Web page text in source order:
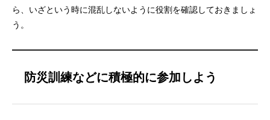
ら、いざという時に混乱しないように役割を確認しておきましょ
う。
防災訓練などに積極的に参加しよう